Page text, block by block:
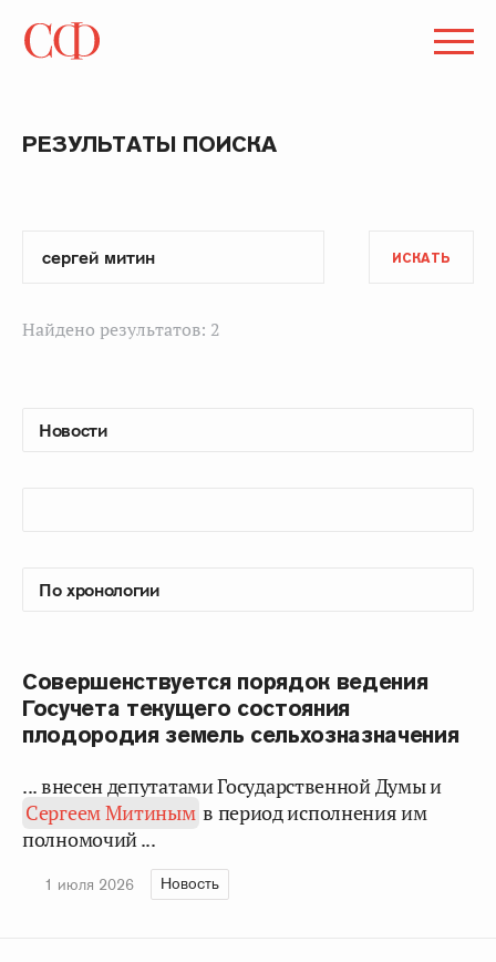
РЕЗУЛЬТАТЫ ПОИСКА
ИСКАТЬ
Найдено результатов: 2
Совершенствуется порядок ведения
Госучета текущего состояния
плодородия земель сельхозназначения
... внесен депутатами Государственной Думы и
Сергеем Митиным в период исполнения им
полномочий ...
1 июля 2026 Новость